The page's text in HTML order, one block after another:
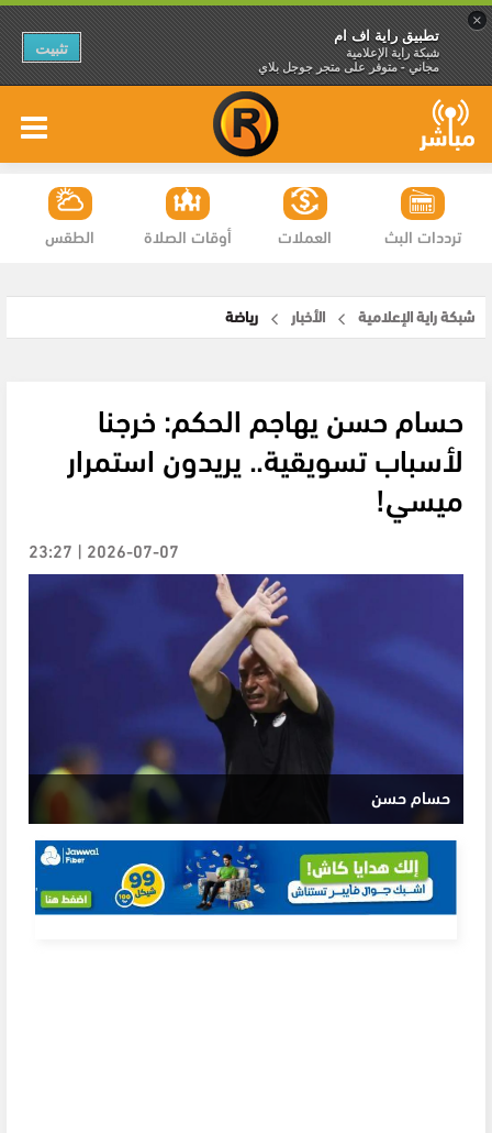
×
تطبيق راية اف ام
شبكة راية الإعلامية
مجاني - متوفر على متجر جوجل بلاي
تثبيت
الطقس أوقات الصلاة العملات ترددات البث
شبكة راية الإعلامية الأخبار رياضة
حسام حسن يهاجم الحكم: خرجنا
لأسباب تسويقية.. يريدون استمرار
ميسي!
2026-07-07 | 23:27
حسام حسن